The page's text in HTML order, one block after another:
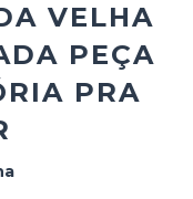
VELHA
PEÇA
PRA